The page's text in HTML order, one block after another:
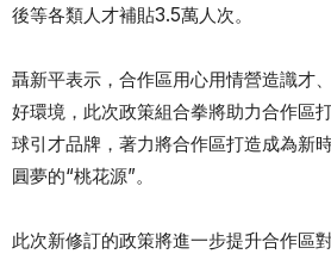
後等各類人才補貼3.5萬人次。
聶新平表示，合作區用心用情營造識才
好環境，此次政策組合拳將助力合作區
球引才品牌，著力將合作區打造成為新
圓夢的“桃花源”。
此次新修訂的政策將進一步提升合作區